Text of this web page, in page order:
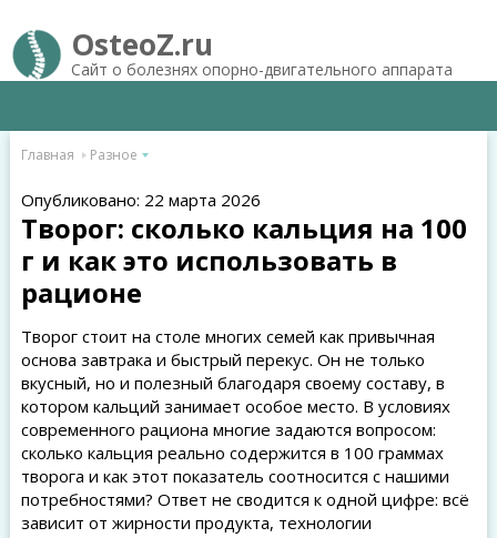
OsteoZ.ru
Сайт о болезнях опорно-двигательного аппарата
Главная Разное
Опубликовано: 22 марта 2026
Творог: сколько кальция на 100
г и как это использовать в
рационе
Творог стоит на столе многих семей как привычная
основа завтрака и быстрый перекус. Он не только
вкусный, но и полезный благодаря своему составу, в
котором кальций занимает особое место. В условиях
современного рациона многие задаются вопросом:
сколько кальция реально содержится в 100 граммах
творога и как этот показатель соотносится с нашими
потребностями? Ответ не сводится к одной цифре: всё
зависит от жирности продукта, технологии